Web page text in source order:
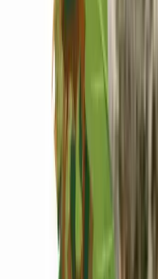
Vapes & Zubehör